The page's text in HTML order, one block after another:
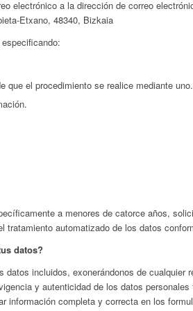
electrónico a la dirección de correo
Etxano, 48340, Bizkaia
que el procedimiento se realice mediante uno.
a menores de catorce años,
automatizado de los datos
datos?
incluidos, exonerándonos de cualquier
y autenticidad de los datos
información completa y correcta en los